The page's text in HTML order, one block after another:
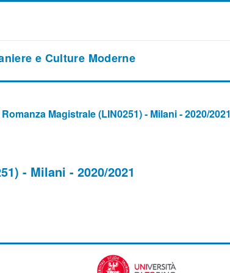
e Culture Moderne
Magistrale (LIN0251) - Milani - 2020/2021
- Milani - 2020/2021